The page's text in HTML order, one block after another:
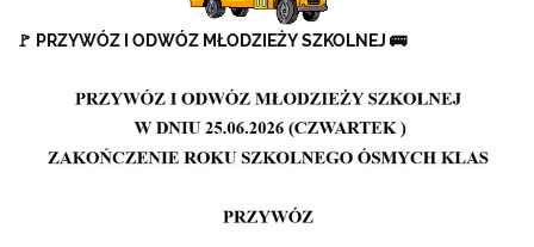
🚩 PRZYWÓZ I ODWÓZ MŁODZIEŻY SZKOLNEJ 🚌